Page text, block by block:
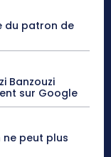
du patron de
Banzouzi
sur Google
ne peut plus